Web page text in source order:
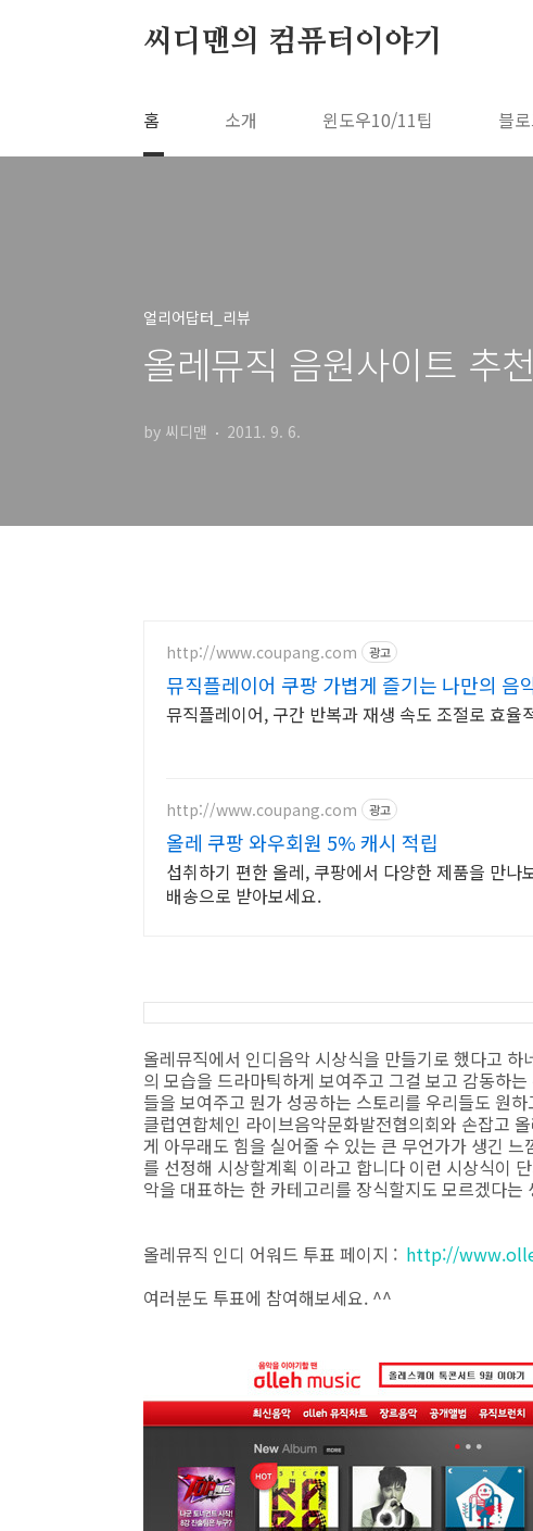
씨디맨의 컴퓨터이야기
홈 소개 윈도우10/11팁 블
얼리어답터_리뷰
올레뮤직 음원사이트 추
by 씨디맨 2011. 9. 6.
http://www.coupang.com 광고
뮤직플레이어 쿠팡 가볍게 즐기는 나만의 음
뮤직플레이어, 구간 반복과 재생 속도 조절로 효율
http://www.coupang.com 광고
올레 쿠팡 와우회원 5% 캐시 적립
섭취하기 편한 올레, 쿠팡에서 다양한 제품을 만
배송으로 받아보세요.
올레뮤직에서 인디음악 시상식을 만들기로 했다고
의 모습을 드라마틱하게 보여주고 그걸 보고 감동하
들을 보여주고 뭔가 성공하는 스토리를 우리들도 원
클럽연합체인 라이브음악문화발전협의회와 손잡고
게 아무래도 힘을 실어줄 수 있는 큰 무언가가 생긴
를 선정해 시상할계획 이라고 합니다 이런 시상식이
악을 대표하는 한 카테고리를 장식할지도 모르겠다는
올레뮤직 인디 어워드 투표 페이지 : http://
여러분도 투표에 참여해보세요. ^^